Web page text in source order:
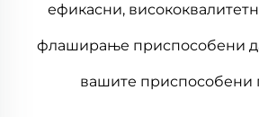
ефикасни,
флаширање приспособени
вашите приспособени